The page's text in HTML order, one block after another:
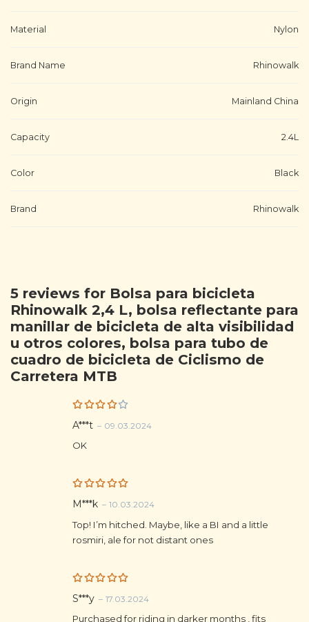
Material Nylon
Brand Name Rhinowalk
Origin Mainland China
Capacity 2.4L
Color Black
Brand Rhinowalk
5 reviews for Bolsa para bicicleta
Rhinowalk 2,4 L, bolsa reflectante para
manillar de bicicleta de alta visibilidad
u otros colores, bolsa para tubo de
cuadro de bicicleta de Ciclismo de
Carretera MTB
Rated
of 5
A***t – 09.03.2024
OK
Rated5
M***k – 10.03.2024
Top! I’m hitched. Maybe, like a BI and a little
rosmiri, ale for not distant ones
Rated5
out of 5
S***y – 17.03.2024
Purchased for riding in darker months , fits